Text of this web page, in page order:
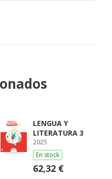
LENGUA Y
LITERATURA 3
2025
En stock
62,32 €